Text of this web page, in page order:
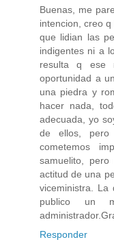
Buenas, me
intencion, creo
que lidian las
indigentes ni a
resulta q ese
oportunidad a
una piedra y
hacer nada,
adecuada, yo
de ellos,
cometemos
samuelito,
actitud de una
viceministra. La
publico un
Responder